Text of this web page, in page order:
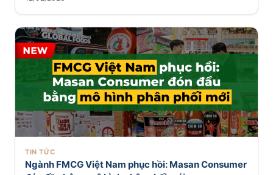
TIN TỨC
Ngành FMCG Việt Nam phục hồi: Masan Consumer